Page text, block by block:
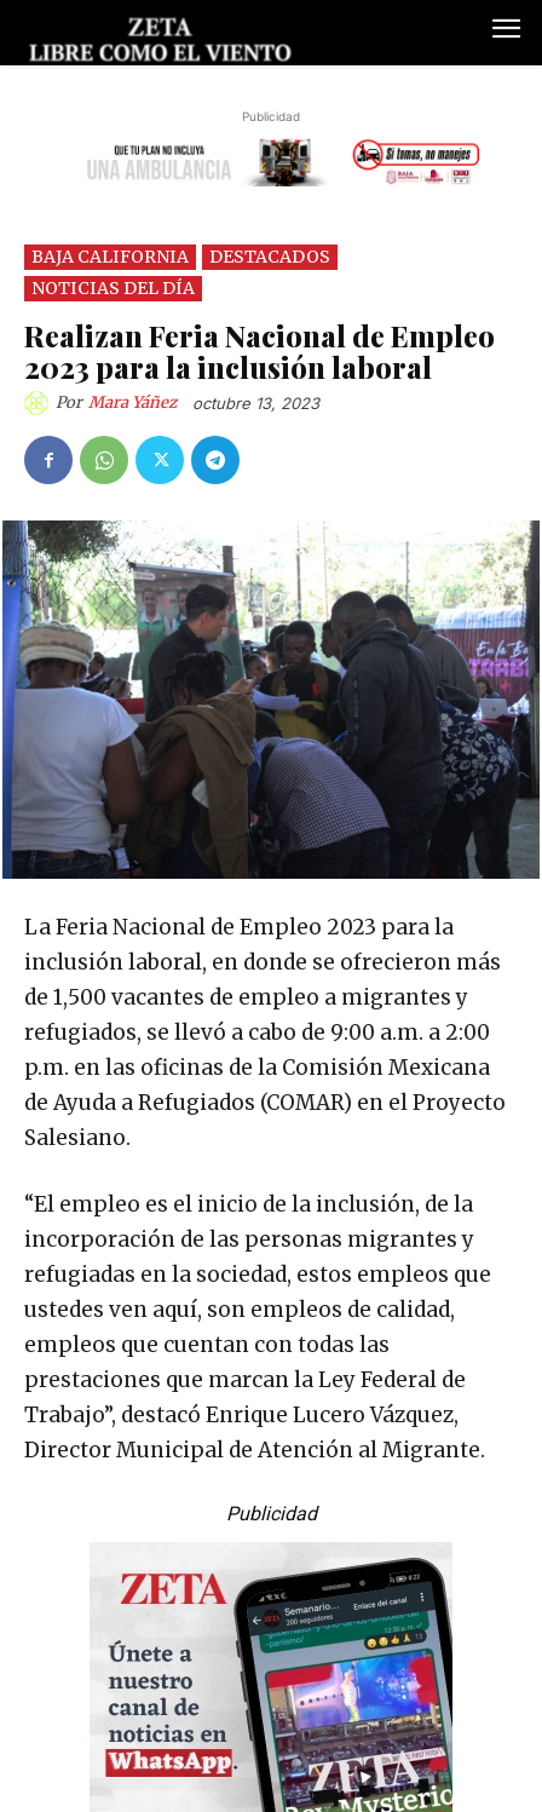
Publicidad
BAJA CALIFORNIA
DESTACADOS
NOTICIAS DEL DÍA
Realizan Feria Nacional de Empleo
2023 para la inclusión laboral
Por Mara Yáñez octubre 13, 2023
La Feria Nacional de Empleo 2023 para la
inclusión laboral, en donde se ofrecieron más
de 1,500 vacantes de empleo a migrantes y
refugiados, se llevó a cabo de 9:00 a.m. a 2:00
p.m. en las oficinas de la Comisión Mexicana
de Ayuda a Refugiados (COMAR) en el Proyecto
Salesiano.
“El empleo es el inicio de la inclusión, de la
incorporación de las personas migrantes y
refugiadas en la sociedad, estos empleos que
ustedes ven aquí, son empleos de calidad,
empleos que cuentan con todas las
prestaciones que marcan la Ley Federal de
Trabajo”, destacó Enrique Lucero Vázquez,
Director Municipal de Atención al Migrante.
Publicidad